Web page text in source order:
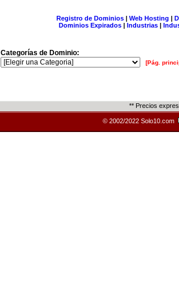
Registro de Dominios| Web Hosting |
Dominios Expirados | Industrias |
Categorías de Dominio:
[Pág.
** Precios
© 2002/2022 Solo10.com